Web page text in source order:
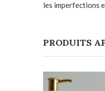
les imperfections
PRODUITS